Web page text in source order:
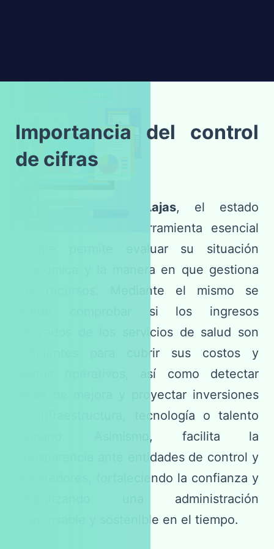
Importancia del control
de cifras
Clínica Las Lajas, el estado
financiero es una herramienta esencial
porque permite evaluar su situación
económica y la manera en que gestiona
sus recursos. Mediante el mismo se
puede comprobar si los ingresos
derivados de los servicios de salud son
suficientes para cubrir sus costos y
gastos operativos, así como detectar
áreas de mejora y proyectar inversiones
en infraestructura, tecnología o talento
humano. Asimismo, facilita la
transparencia ante entidades de control y
proveedores, fortaleciendo la confianza y
garantizando una administración
responsable y sostenible en el tiempo.